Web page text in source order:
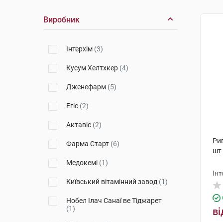
Виробник
Інтерхім (3)
Кусум Хелтхкер (4)
Дженефарм (5)
Егіс (2)
Актавіс (2)
Фарма Старт (6)
Медокемі (1)
Київський вітамінний завод (1)
Нобел Ілач Санаї ве Тіджарет
(1)
шт